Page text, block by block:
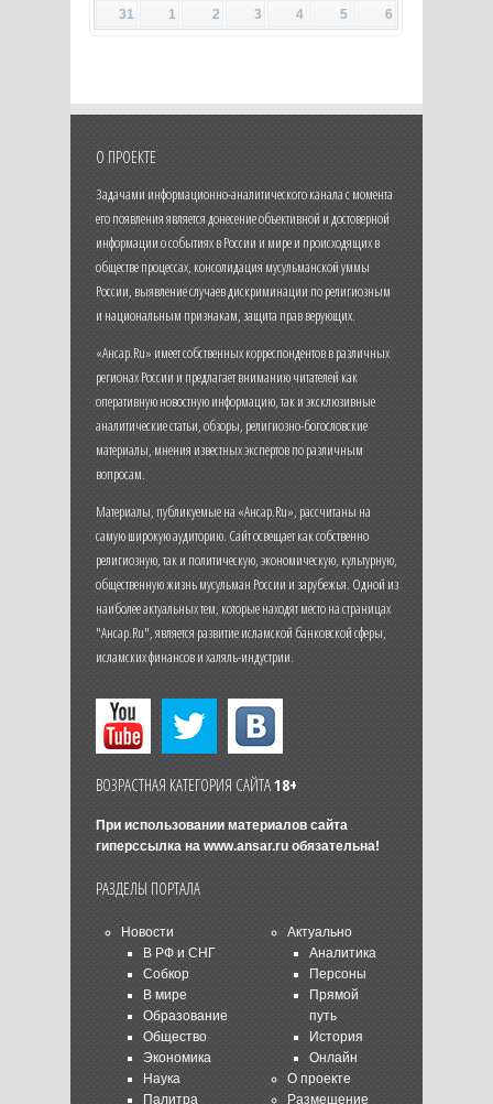
31
1 2 3 4 5 6
О ПРОЕКТЕ
Задачами информационно-аналитического канала с момента
его появления является донесение объективной и достоверной
информации о событиях в России и мире и происходящих в
обществе процессах, консолидация мусульманской уммы
России, выявление случаев дискриминации по религиозным
и национальным признакам, защита прав верующих.
«Ансар.Ru» имеет собственных корреспондентов в различных
регионах России и предлагает вниманию читателей как
оперативную новостную информацию, так и эксклюзивные
аналитические статьи, обзоры, религиозно-богословские
материалы, мнения известных экспертов по различным
вопросам.
Материалы, публикуемые на «Ансар.Ru», рассчитаны на
самую широкую аудиторию. Сайт освещает как собственно
религиозную, так и политическую, экономическую, культурную,
общественную жизнь мусульман России и зарубежья. Одной из
наиболее актуальных тем, которые находят место на страницах
"Ансар.Ru", является развитие исламской банковской сферы,
исламских финансов и халяль-индустрии.
ВОЗРАСТНАЯ КАТЕГОРИЯ САЙТА18+
При использовании материалов сайта
гиперссылка на www.ansar.ruобязательна!
РАЗДЕЛЫ ПОРТАЛА
Новости
В РФ и СНГ
Собкор
В мире
Образование
Общество
Экономика
Наука
Палитра
Актуально
Аналитика
Персоны
Прямой
путь
История
Онлайн
О проекте
Размещение